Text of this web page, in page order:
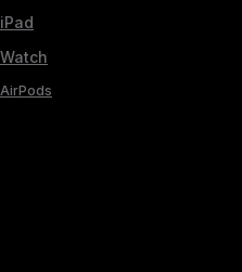
iPad
Watch
AirPods